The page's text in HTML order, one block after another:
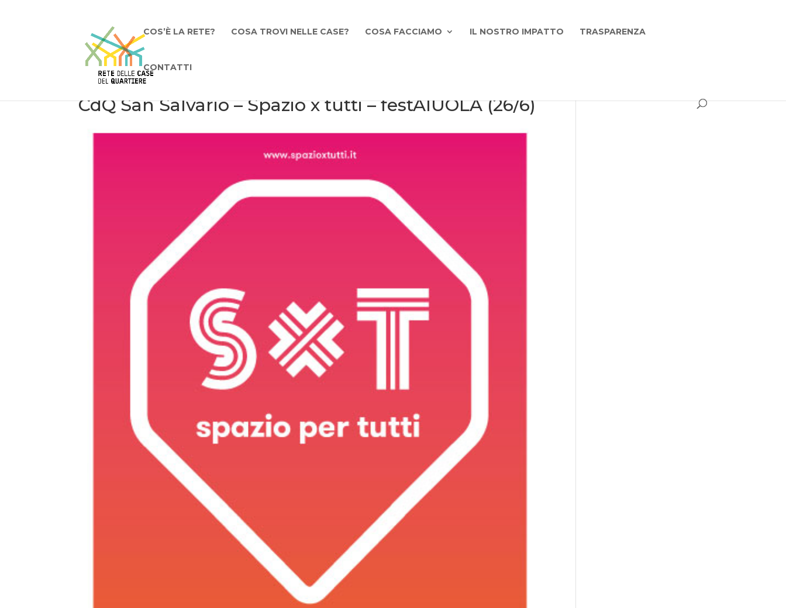
COS’È LA RETE? COSA TROVI NELLE CASE? COSA FACCIAMO IL NOSTRO IMPATTO TRASPARENZA
CONTATTI
CdQ San Salvario – Spazio x tutti – festAIUOLA (26/6)